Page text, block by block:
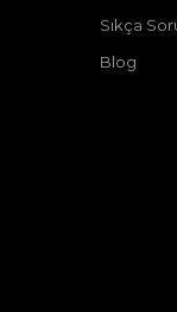
Sıkça
Blog